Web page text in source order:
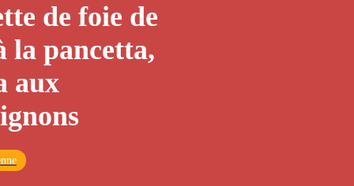
de foie de
la pancetta,
aux